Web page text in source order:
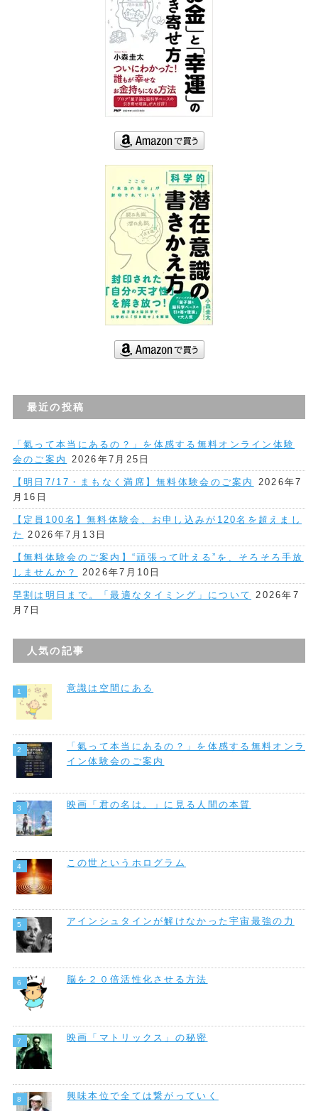
最近の投稿
「氣って本当にあるの？」を体感する無料オンライン体験
会のご案内
2026年7月25日
【明日7/17・まもなく満席】無料体験会のご案内
2026年7
月16日
【定員100名】無料体験会、お申し込みが120名を超えまし
た
2026年7月13日
【無料体験会のご案内】“頑張って叶える”を、そろそろ手放
しませんか？
2026年7月10日
早割は明日まで。「最適なタイミング」について
2026年7
月7日
人気の記事
意識は空間にある
「氣って本当にあるの？」を体感する無料オンラ
イン体験会のご案内
映画「君の名は。」に見る人間の本質
この世というホログラム
アインシュタインが解けなかった宇宙最強の力
脳を２０倍活性化させる方法
映画「マトリックス」の秘密
興味本位で全ては繋がっていく